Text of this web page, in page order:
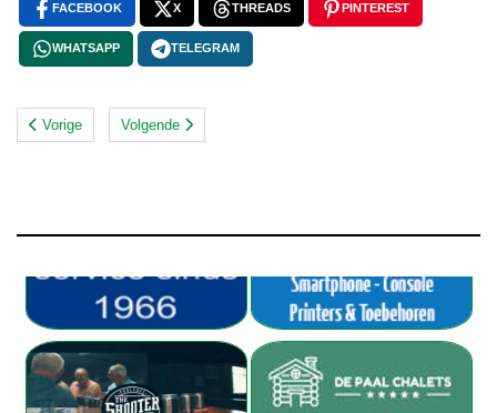
FACEBOOK X THREADS PINTEREST
WHATSAPP TELEGRAM
Vorige Volgende